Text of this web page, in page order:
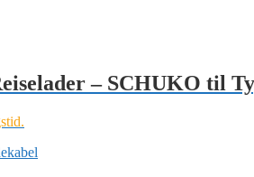
– SCHUKO til